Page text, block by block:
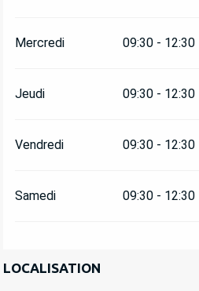
Mercredi 09:30 - 12:30
Jeudi 09:30 - 12:30
Vendredi 09:30 - 12:30
Samedi 09:30 - 12:30
LOCALISATION